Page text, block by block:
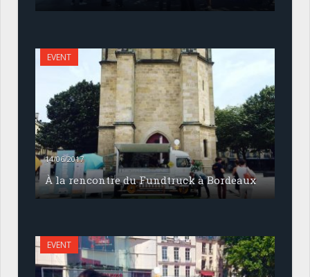
EVENT
14/06/2017
À la rencontre du Fundtruck à Bordeaux
EVENT